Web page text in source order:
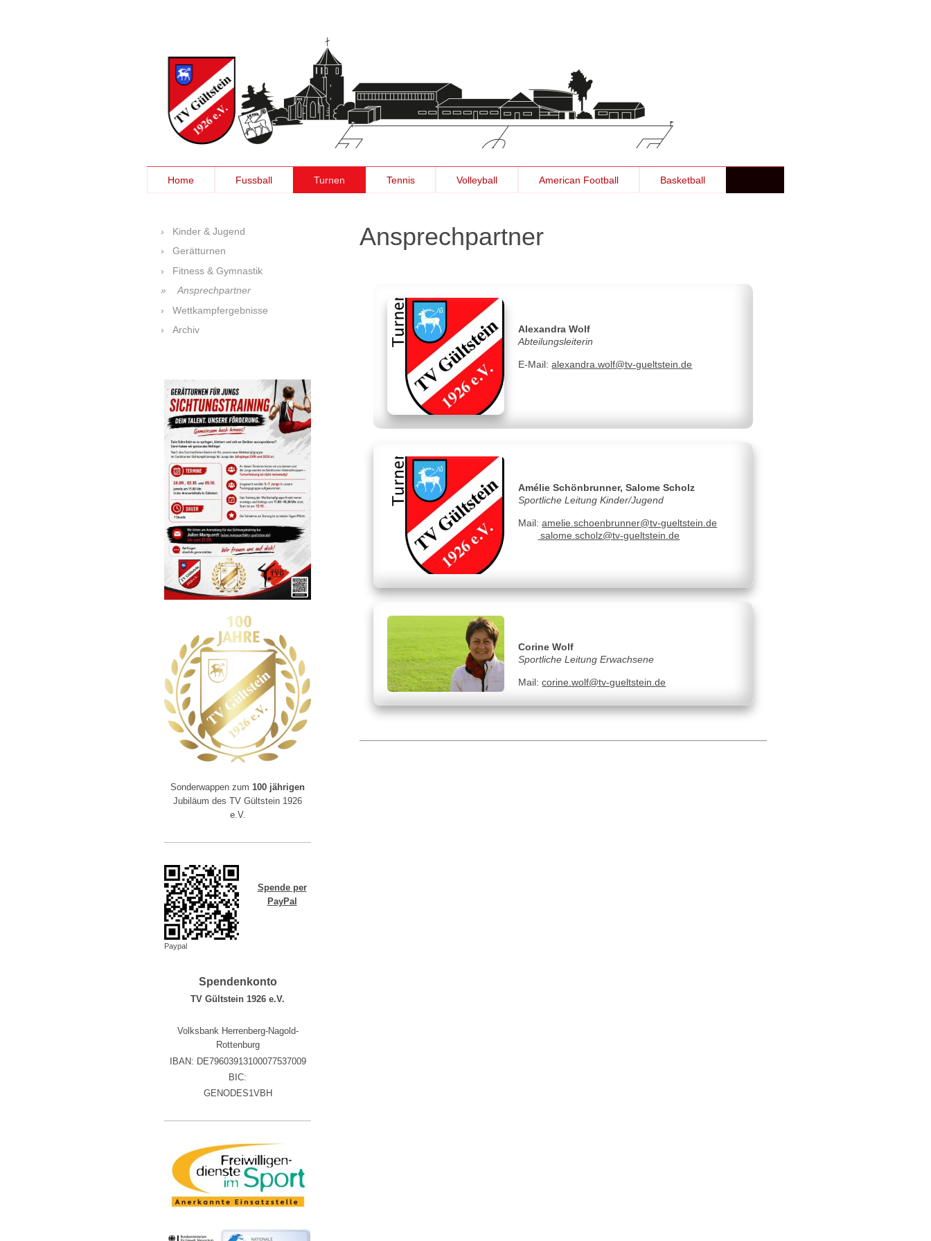
Home Fussball Turnen Tennis Volleyball American Football Basketball
Ansprechpartner
Alexandra Wolf
Abteilungsleiterin
E-Mail:alexandra.wolf@tv-gueltstein.de
Amélie Schönbrunner, Salome Scholz
Sportliche Leitung Kinder/Jugend
Mail:amelie.schoenbrunner@tv-gueltstein.de
salome.scholz@tv-gueltstein.de
Corine Wolf
Sportliche Leitung Erwachsene
Mail:corine.wolf@tv-gueltstein.de
Kinder & Jugend
Gerätturnen
Fitness & Gymnastik
Ansprechpartner
Wettkampfergebnisse
Archiv
Sonderwappen zum100 jährigen
Jubiläum des TV Gültstein 1926
e.V.
Paypal
Spende per
PayPal
Spendenkonto
TV Gültstein 1926 e.V.
Volksbank Herrenberg-Nagold-
Rottenburg
IBAN: DE79603913100077537009
BIC:
GENODES1VBH